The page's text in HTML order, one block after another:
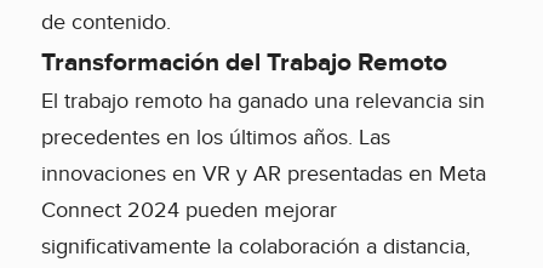
de contenido.
Transformación del Trabajo Remoto
El trabajo remoto ha ganado una relevancia sin
precedentes en los últimos años. Las
innovaciones en VR y AR presentadas en Meta
Connect 2024 pueden mejorar
significativamente la colaboración a distancia,